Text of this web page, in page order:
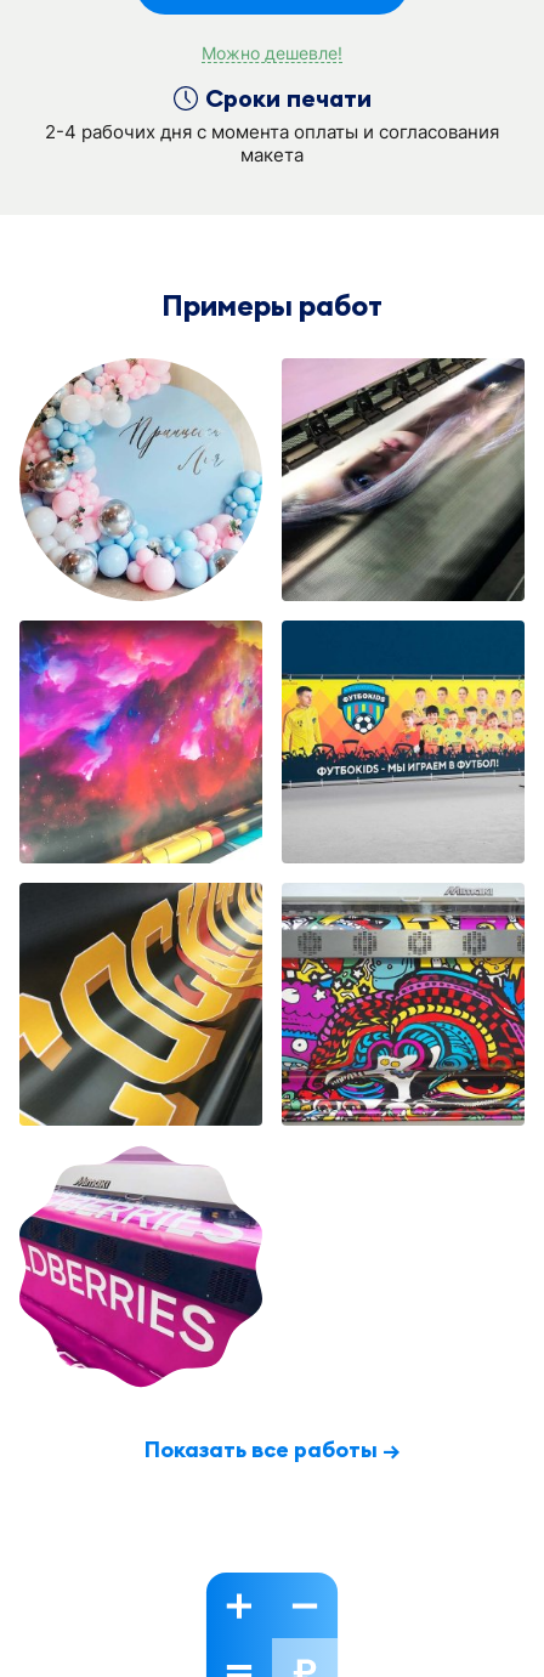
Можно дешевле!
Сроки печати
2-4 рабочих дня с момента оплаты и согласования
макета
Примеры работ
Показать все работы →